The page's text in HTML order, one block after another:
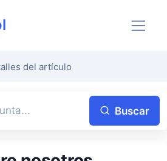
del artículo
Buscar